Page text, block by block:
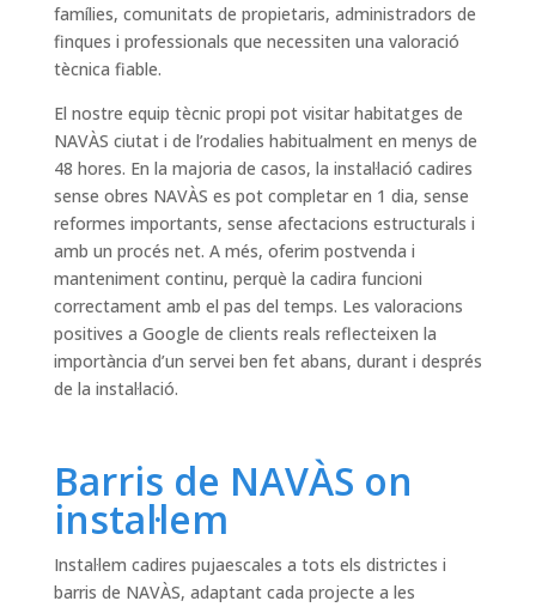
famílies, comunitats de propietaris, administradors de
finques i professionals que necessiten una valoració
tècnica fiable.
El nostre equip tècnic propi pot visitar habitatges de
NAVÀS ciutat i de l’rodalies habitualment en menys de
48 hores. En la majoria de casos, la instal·lació cadires
sense obres NAVÀS es pot completar en 1 dia, sense
reformes importants, sense afectacions estructurals i
amb un procés net. A més, oferim postvenda i
manteniment continu, perquè la cadira funcioni
correctament amb el pas del temps. Les valoracions
positives a Google de clients reals reflecteixen la
importància d’un servei ben fet abans, durant i després
de la instal·lació.
Barris de NAVÀS on
instal·lem
Instal·lem cadires pujaescales a tots els districtes i
barris de NAVÀS, adaptant cada projecte a les